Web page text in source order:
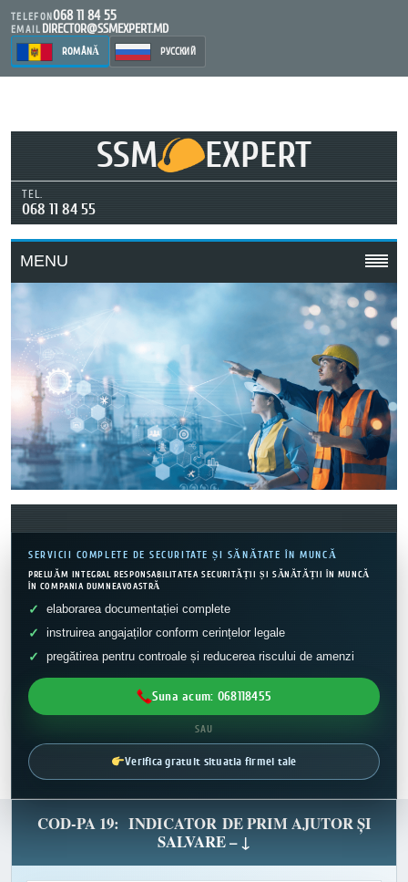
TELEFON068 11 84 55
EMAIL DIRECTOR@SSMEXPERT.MD
ROMÂNĂ РУССКИЙ
SSM EXPERT
TEL.
068 11 84 55
MENU
SERVICII COMPLETE DE SECURITATE ȘI SĂNĂTATE ÎN MUNCĂ
PRELUĂM INTEGRAL RESPONSABILITATEA SECURITĂȚII ȘI SĂNĂTĂȚII ÎN MUNCĂ
ÎN COMPANIA DUMNEAVOASTRĂ
elaborarea documentației complete
instruirea angajaților conform cerințelor legale
pregătirea pentru controale și reducerea riscului de amenzi
Suna acum: 068118455
SAU
Verifica gratuit situatia firmei tale
COD-PA 19: INDICATOR DE PRIM AJUTOR ȘI
SALVARE – ↓